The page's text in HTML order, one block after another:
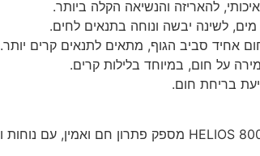
אחיד סביב הגוף, מתאים לתנאים קרים יותר.
על חום, במיוחד בלילות קרים.
בריחת חום.